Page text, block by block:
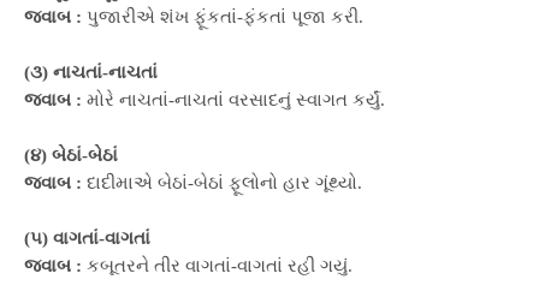
જવાબ : પુજારીએ શંખ ફૂંકતાં-ફંકતાં પૂજા કરી.
(૩) નાચતાં-નાચતાં
જવાબ : મોરે નાચતાં-નાચતાં વરસાદનું સ્વાગત કર્યું.
(૪) બેઠાં-બેઠાં
જવાબ : દાદીમાએ બેઠાં-બેઠાં ફૂલોનો હાર ગૂંથ્યો.
(૫) વાગતાં-વાગતાં
જવાબ : કબૂતરને તીર વાગતાં-વાગતાં રહી ગયું.